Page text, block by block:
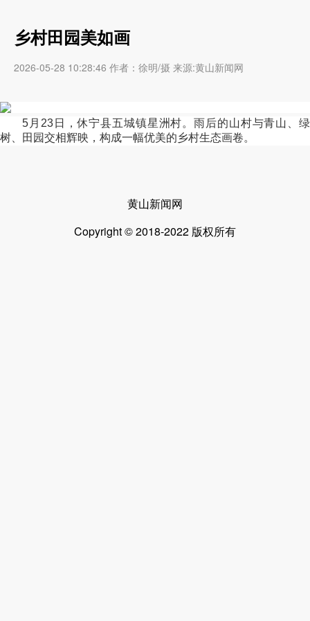
乡村田园美如画
2026-05-28 10:28:46 作者：徐明/摄 来源:黄山新闻网
5月23日，休宁县五城镇星洲村。雨后的山村与青山、绿
树、田园交相辉映，构成一幅优美的乡村生态画卷。
黄山新闻网
Copyright © 2018-2022 版权所有